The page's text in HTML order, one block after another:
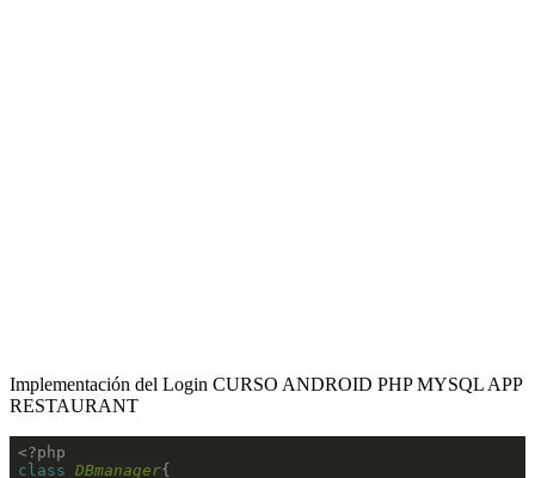
Implementación del Login CURSO ANDROID PHP MYSQL APP
RESTAURANT
<?php
class DBmanager{